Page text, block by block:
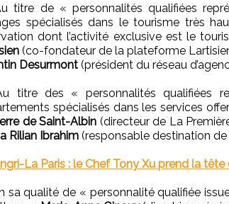
titre de « personnalités qualifiées
spécialisés dans le tourisme très
dont l’activité exclusive est le
(co-fondateur de la plateforme
Desurmont (président du réseau
titre des « personnalités qualifiées
spécialisés dans les services
de Saint-Albin (directeur de La
Rilian Ibrahim (responsable destination
La Paris : le Chef Tony Xu prend la
sa qualité de « personnalité qualifiée